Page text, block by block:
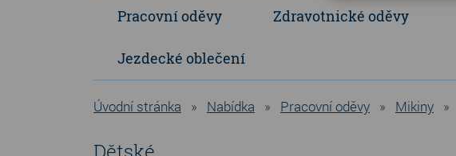
Pracovní oděvy Zdravotnické oděvy
Jezdecké oblečení
Úvodní stránka » Nabídka » Pracovní oděvy » Mikiny »